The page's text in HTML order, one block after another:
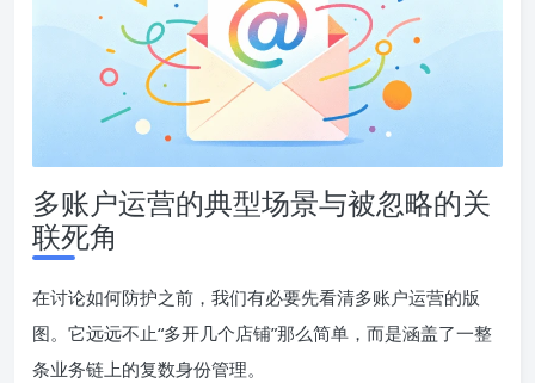
多账户运营的典型场景与被忽略的关
联死角
在讨论如何防护之前，我们有必要先看清多账户运营的版
图。它远远不止“多开几个店铺”那么简单，而是涵盖了一整
条业务链上的复数身份管理。